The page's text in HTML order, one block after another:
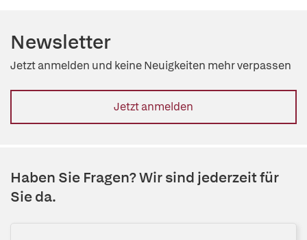
Newsletter
Jetzt anmelden und keine Neuigkeiten mehr verpassen
Jetzt anmelden
Haben Sie Fragen? Wir sind jederzeit für
Sie da.